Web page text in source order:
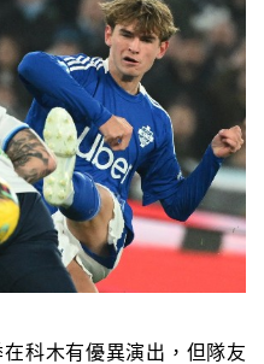
在科木有優異演出，但隊友